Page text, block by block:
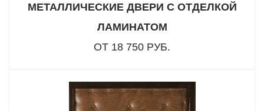
МЕТАЛЛИЧЕСКИЕ ДВЕРИ С ОТДЕЛКОЙ
ЛАМИНАТОМ
ОТ 18 750 РУБ.